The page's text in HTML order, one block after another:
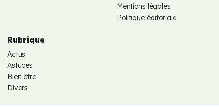
Mentions légales
Politique éditoriale
Rubrique
Actus
Astuces
Bien être
Divers